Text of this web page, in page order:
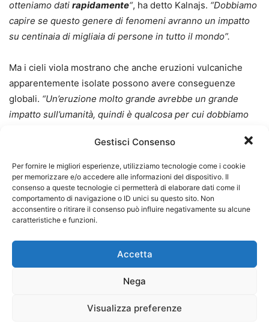
Gestisci Consenso
Per fornire le migliori esperienze, utilizziamo tecnologie come i cookie
per memorizzare e/o accedere alle informazioni del dispositivo. Il
consenso a queste tecnologie ci permetterà di elaborare dati come il
comportamento di navigazione o ID unici su questo sito. Non
acconsentire o ritirare il consenso può influire negativamente su alcune
caratteristiche e funzioni.
Accetta
Nega
Visualizza preferenze
otteniamo dati rapidamente“, ha detto Kalnajs. “Dobbiamo
capire se questo genere di fenomeni avranno un impatto
su centinaia di migliaia di persone in tutto il mondo”.
Ma i cieli viola mostrano che anche eruzioni vulcaniche
apparentemente isolate possono avere conseguenze
globali. “Un’eruzione molto grande avrebbe un grande
impatto sull’umanità, quindi è qualcosa per cui dobbiamo
stata così potente da essere avvistata dagli astronauti
sulla
Stazione Spaziale Internazionale
. Si trova su un’isola
disabitata nella catena delleIsole Curilinell’Oceano
Pacificonord-occidentale. Le ultime eruzioni più recenti
sono avvenutenel 1924enel 1778.
Facebook Messenger
Telegram
LinkedIn Flipboard